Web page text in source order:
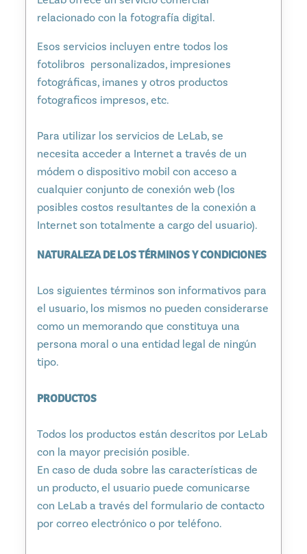
relacionado con la fotografía digital.
Esos servicios incluyen entre todos los
fotolibros personalizados, impresiones
fotográficas, imanes y otros productos
fotograficos impresos, etc.
Para utilizar los servicios de LeLab, se
necesita acceder a Internet a través de un
módem o dispositivo mobil con acceso a
cualquier conjunto de conexión web (los
posibles costos resultantes de la conexión a
Internet son totalmente a cargo del usuario).
NATURALEZA DE LOS TÉRMINOS Y CONDICIONES
Los siguientes términos son informativos para
el usuario, los mismos no pueden considerarse
como un memorando que constituya una
persona moral o una entidad legal de ningún
tipo.
PRODUCTOS
Todos los productos están descritos por LeLab
con la mayor precisión posible.
En caso de duda sobre las características de
un producto, el usuario puede comunicarse
con LeLab a través del formulario de contacto
por correo electrónico o por teléfono.